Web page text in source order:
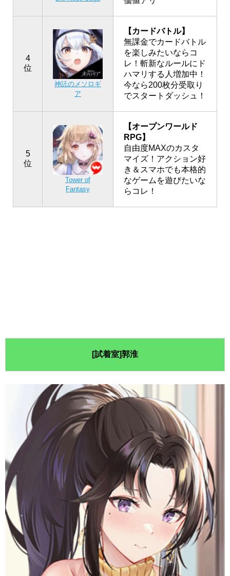
4
位
神託のメソロギ
ア
【カードバトル】
無課金でカードバトル
を楽しみたいならコ
レ！斬新なルールにド
ハマリする人増加中！
今なら200枚分受取り
でスタートダッシュ！
5
位
Tower of
Fantasy
【オープンワールド
RPG】
自由度MAXのカスタ
マイズ！アクション好
き＆スマホでも本格的
なゲームを遊びたいな
らコレ！
[試着室]郭淮